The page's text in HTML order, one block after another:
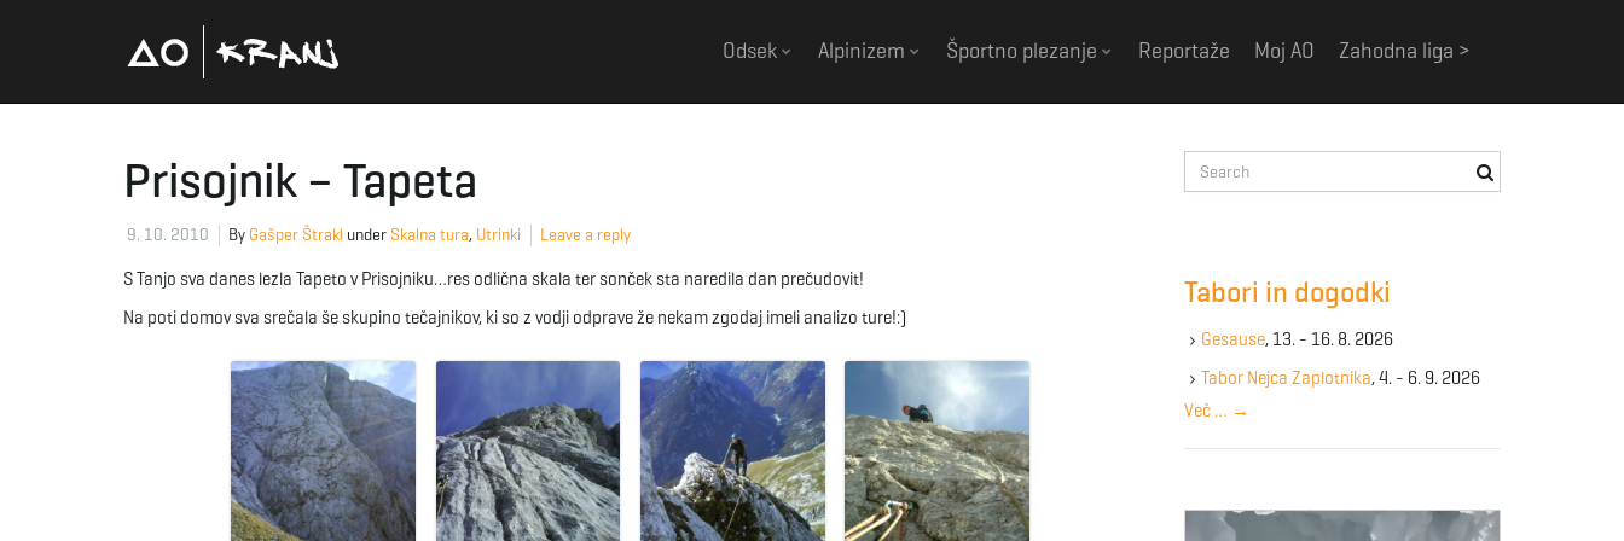
Odsek Alpinizem Športno plezanje Reportaže Moj AO Zahodna liga >
Prisojnik – Tapeta
9. 10. 2010 By Gašper Štrakl under Skalna tura, Utrinki Leave a reply
S Tanjo sva danes lezla Tapeto v Prisojniku…res odlična skala ter sonček sta naredila dan prečudovit!
Na poti domov sva srečala še skupino tečajnikov, ki so z vodji odprave že nekam zgodaj imeli analizo ture!:)
e
e
y
w
r
Tabori in dogodki
Gesause, 13. - 16. 8. 2026
Tabor Nejca Zaplotnika, 4. - 6. 9. 2026
Več … →